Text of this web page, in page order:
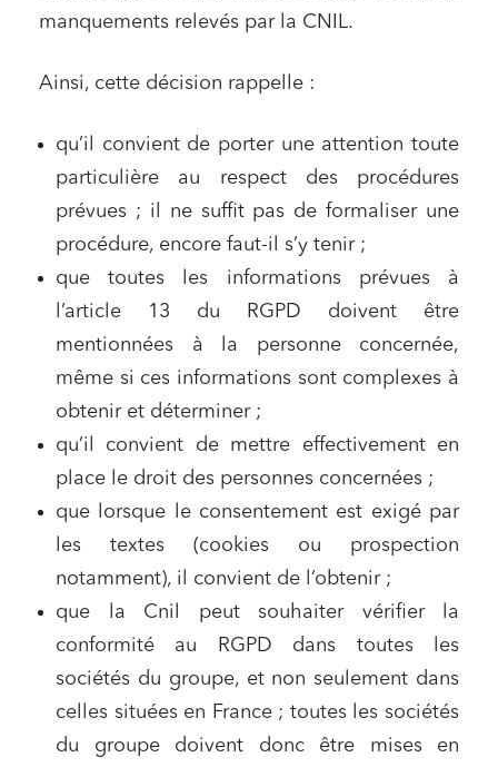
manquements relevés par la CNIL.
Ainsi, cette décision rappelle :
qu’il convient de porter une attention toute
particulière au respect des procédures
prévues ; il ne suffit pas de formaliser une
procédure, encore faut-il s’y tenir ;
que toutes les informations prévues à
l’article 13 du RGPD doivent être
mentionnées à la personne concernée,
même si ces informations sont complexes à
obtenir et déterminer ;
qu’il convient de mettre effectivement en
place le droit des personnes concernées ;
que lorsque le consentement est exigé par
les textes (cookies ou prospection
notamment), il convient de l’obtenir ;
que la Cnil peut souhaiter vérifier la
conformité au RGPD dans toutes les
sociétés du groupe, et non seulement dans
celles situées en France ; toutes les sociétés
du groupe doivent donc être mises en
Services publics et collectivités
Environnement
Urbanisme et aménagement
Banque finance et assurance
J'ai lu et j'accepte la politique de confidentialité